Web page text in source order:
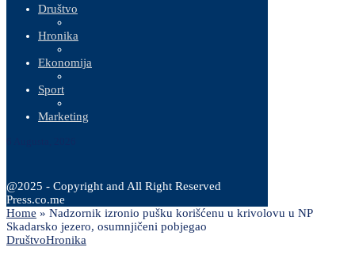
Društvo
Hronika
Ekonomija
Sport
Marketing
@2025 - Copyright and All Right Reserved
Press.co.me
Home » Nadzornik izronio pušku korišćenu u krivolovu u NP
Skadarsko jezero, osumnjičeni pobjegao
DruštvoHronika